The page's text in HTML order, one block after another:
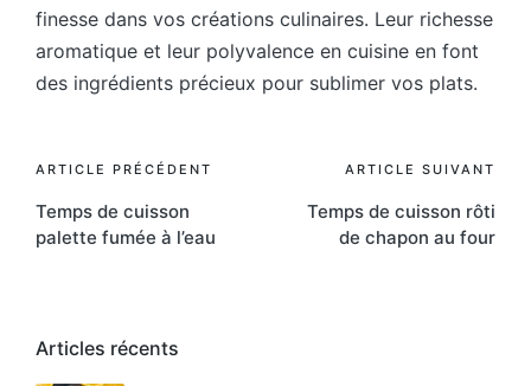
finesse dans vos créations culinaires. Leur richesse
aromatique et leur polyvalence en cuisine en font
des ingrédients précieux pour sublimer vos plats.
Post
navigation
ARTICLE PRÉCÉDENT
Temps de cuisson
palette fumée à l’eau
ARTICLE SUIVANT
Temps de cuisson rôti
de chapon au four
Articles récents